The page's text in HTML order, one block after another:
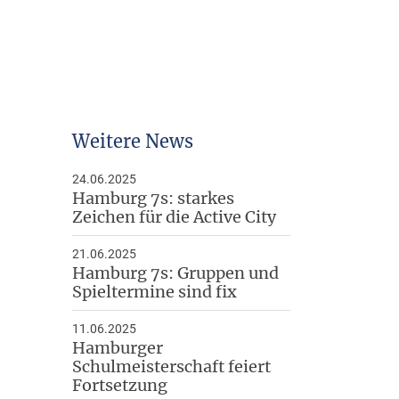
Weitere News
24.06.2025
Hamburg 7s: starkes
Zeichen für die Active City
21.06.2025
Hamburg 7s: Gruppen und
Spieltermine sind fix
11.06.2025
Hamburger
Schulmeisterschaft feiert
Fortsetzung